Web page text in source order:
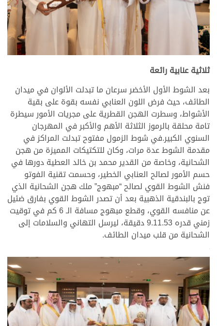
ثلاثية عنابية رائعة
بعد الشوط الأول الأخضر سرعان ما تبدلت الألوان في ميدان
الطائف، حيث فرض اللون العنابي نفسه بقوة على بقية
الأشواط، وسطرت الهجن القطرية على مجريات الأمور سيطرة
تامة محلقة بالرموز الثلاثة الأهم والأكبر في المهرجان
السنوي الكبير.في شوط الزمول مفتوح تبدلت المراكز في
مقدمة الشوط عدة مرات، وكان للتكتيكات المميزة من هجن
الشحانية، وخاصة من القدير محمد بن خالد العطية دورها في
حسم الأمور لصالح العنابي الخطير، وحسمت تقنية الفوتو
فنش الشوط القوي لصالح “مبهوج” ملك هجن الشحانية الذي
توج بالبندقية الذهبية بعد أن تصدر الشوط القوي بفارق ضئيل
عن منافسه القوي، وقطع مبهوج مسافة الـ 6 كم في توقيت
زمني قدره 9.11.53 دقيقة، ليرسل التهاني والسلامات إلى
الشحانية من قلب ميدان الطائف.